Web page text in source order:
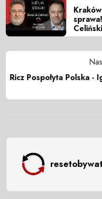
Ricz Pospołyta Polska -